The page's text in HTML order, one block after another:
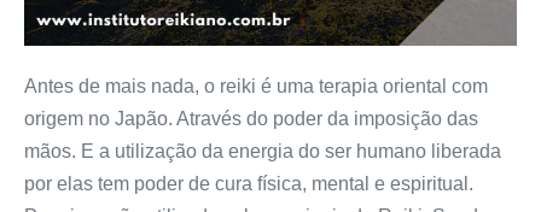
Antes de mais nada, o reiki é uma terapia oriental com
origem no Japão. Através do poder da imposição das
mãos. E a utilização da energia do ser humano liberada
por elas tem poder de cura física, mental e espiritual.